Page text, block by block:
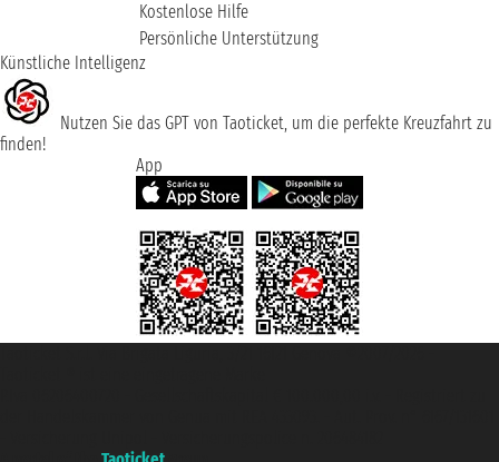
Kostenlose Hilfe
Persönliche Unterstützung
Künstliche Intelligenz
Nutzen Sie das GPT von Taoticket, um die perfekte Kreuzfahrt zu
finden!
App